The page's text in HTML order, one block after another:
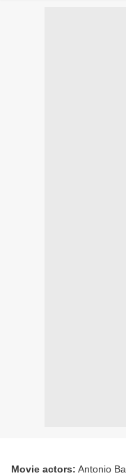
Movie actors: Antonio